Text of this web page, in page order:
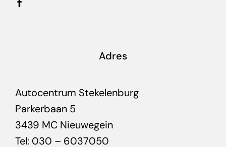
Adres
Autocentrum Stekelenburg
Parkerbaan 5
3439 MC Nieuwegein
Tel: 030 – 6037050